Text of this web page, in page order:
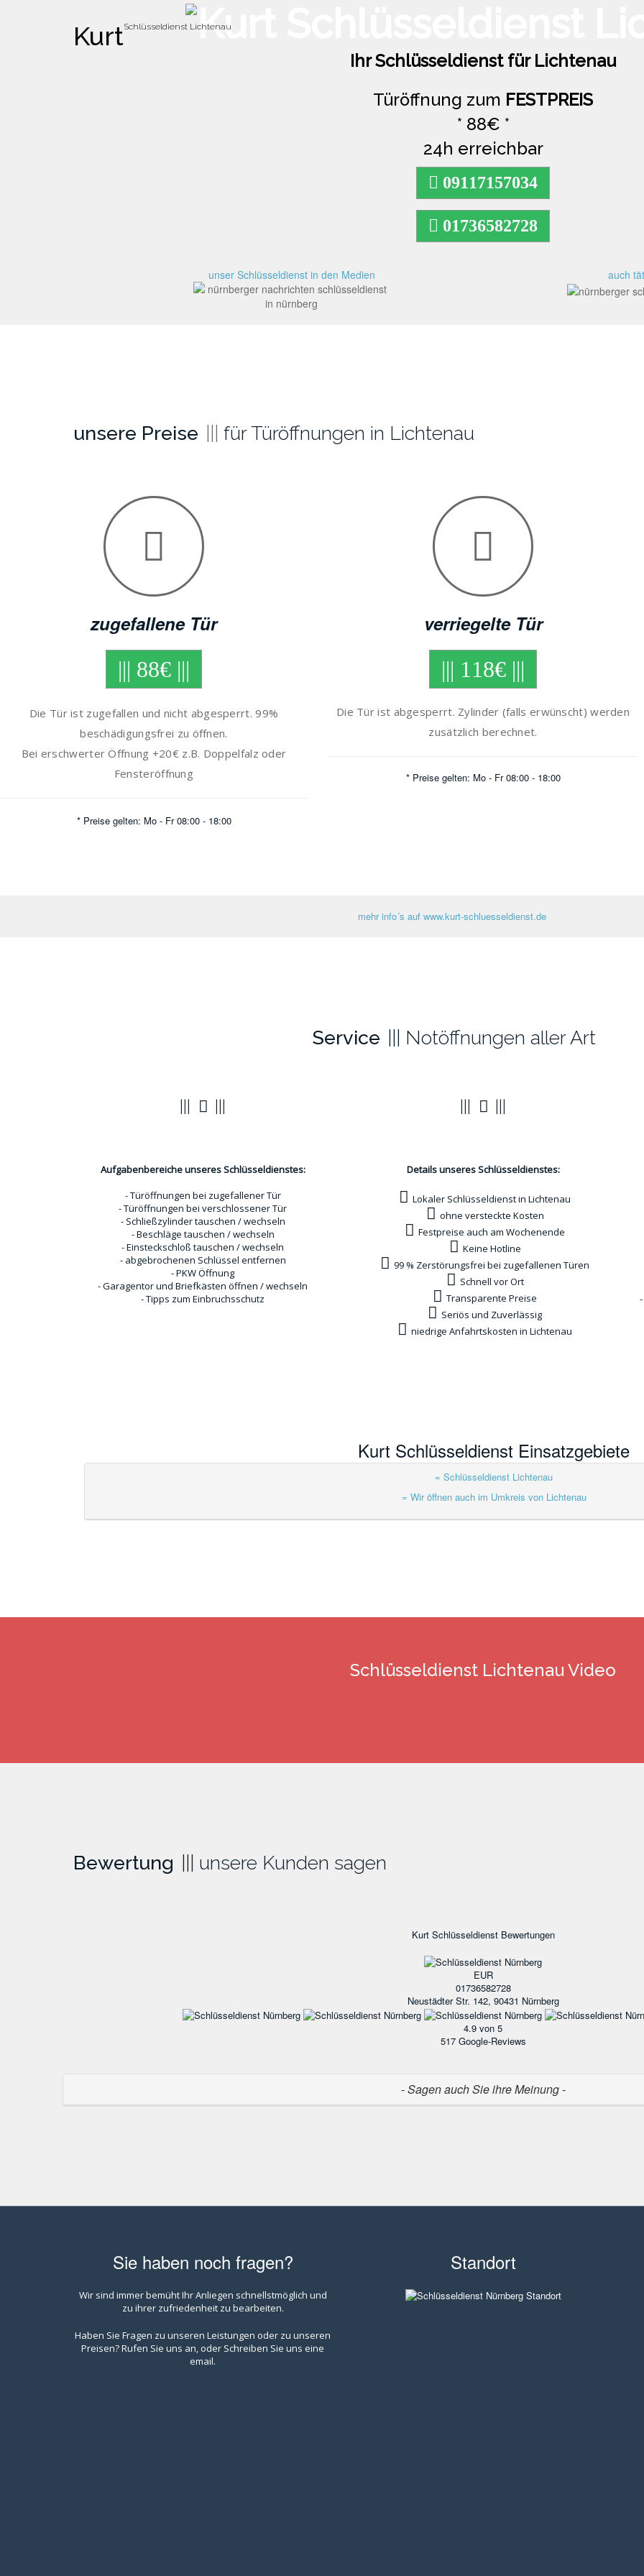
KurtSchlüsseldienst Lichtenau
Ihr Schlüsseldienst für Lichtenau
Türöffnung zum FESTPREIS
* 88€ *
24h erreichbar
09117157034
01736582728
unser Schlüsseldienst in den Medien auch
unsere Preise für Türöffnungen in Lichtenau
zugefallene Tür
||| 88€ |||
Die Tür ist zugefallen und nicht abgesperrt. 99%
beschädigungsfrei zu öffnen.
Bei erschwerter Öffnung +20€ z.B. Doppelfalz oder
Fensteröffnung
* Preise gelten: Mo - Fr 08:00 - 18:00
verriegelte Tür
||| 118€ |||
Die Tür ist abgesperrt. Zylinder (falls erwünscht) werden
zusätzlich berechnet.
* Preise gelten: Mo - Fr 08:00 - 18:00
mehr info´s auf www.kurt-schluesseldienst.de
Service Notöffnungen aller Art
Aufgabenbereiche unseres Schlüsseldienstes:
- Türöffnungen bei zugefallener Tür
- Türöffnungen bei verschlossener Tür
- Schließzylinder tauschen / wechseln
- Beschläge tauschen / wechseln
- Einsteckschloß tauschen / wechseln
- abgebrochenen Schlüssel entfernen
- PKW Öffnung
- Garagentor und Briefkästen öffnen / wechseln
- Tipps zum Einbruchsschutz
Details unseres Schlüsseldienstes:
Lokaler Schlüsseldienst in Lichtenau
ohne versteckte Kosten
Festpreise auch am Wochenende
Keine Hotline
99 % Zerstörungsfrei bei zugefallenen Türen
Schnell vor Ort
Transparente Preise
Seriös und Zuverlässig
niedrige Anfahrtskosten in Lichtenau
Kurt Schlüsseldienst Einsatzgebiete
= Schlüsseldienst Lichtenau
= Wir öffnen auch im Umkreis von Lichtenau
Schlüsseldienst Lichtenau Video
Bewertung unsere Kunden sagen
Kurt SchlüsseldienstBewertungen
EUR
01736582728
Neustädter Str. 142, 90431 Nürnberg
4.9 von 5
517Google-Reviews
- Sagen auch Sie ihre Meinung -
Sie haben noch fragen?
Wir sind immer bemüht Ihr Anliegen schnellstmöglich und
zu ihrer zufriedenheit zu bearbeiten.
Haben Sie Fragen zu unseren Leistungen oder zu unseren
Preisen? Rufen Sie uns an, oder Schreiben Sie uns eine
email.
Standort